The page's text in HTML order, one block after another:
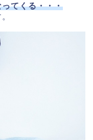
てくる・・・